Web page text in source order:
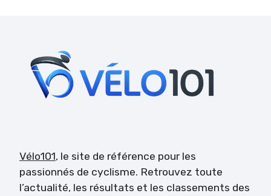
Vélo101, le site de référence pour les
passionnés de cyclisme. Retrouvez toute
l’actualité, les résultats et les classements des